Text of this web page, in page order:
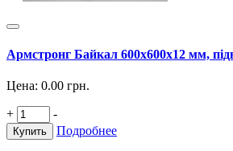
Армстронг Байкал 600х600х12 мм,
Цена: 0.00 грн.
+ -
Купить Подробнее